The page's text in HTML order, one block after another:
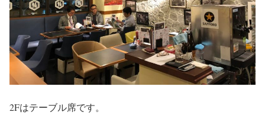
2Fはテーブル席です。